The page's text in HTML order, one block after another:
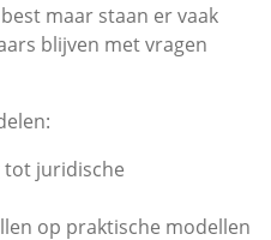
maar staan er vaak
blijven met vragen
tot juridische
op praktische modellen